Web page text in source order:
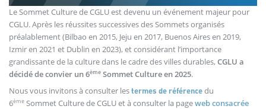
Le Sommet Culture de CGLU est devenu un événement majeur pour
CGLU. Après les réussites successives des Sommets organisés
préalablement (Bilbao en 2015, Jeju en 2017, Buenos Aires en 2019,
Izmir en 2021 et Dublin en 2023), et considérant l’importance
grandissante de la culture dans le cadre des villes durables,CGLU a
décidé de convier un 6ème Sommet Culture en 2025.
Nous vous invitons à consulter lestermes de référencedu
6ème Sommet Culture de CGLU et à consulter la pageweb consacrée